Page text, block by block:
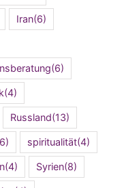
Iran(6)
(6)
(4)
Russland(13)
spiritualität(4)
(4) Syrien(8)